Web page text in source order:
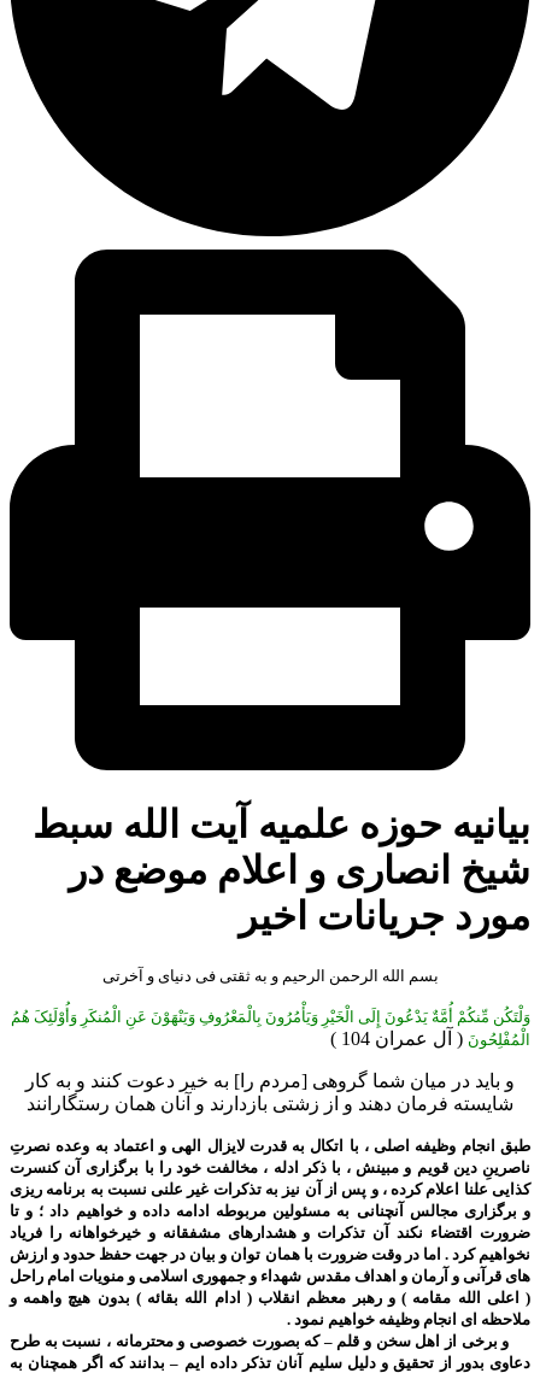
بیانیه حوزه علمیه آیت الله سبط
شیخ انصاری و اعلام موضع در
مورد جریانات اخیر
بسم الله الرحمن الرحیم و به ثقتی فی دنیای و آخرتی
وَلْتَکُن مِّنکُمْ أُمَّةٌ یَدْعُونَ إِلَى الْخَیْرِ وَیَأْمُرُونَ بِالْمَعْرُوفِ وَیَنْهَوْنَ عَنِ الْمُنکَرِ وَأُوْلَئِکَ هُمُ
الْمُفْلِحُونَ ( آل عمران 104 )
و باید در میان شما گروهى [مردم را] به خیر دعوت کنند و به کار
شایسته فرمان دهند و از زشتى بازدارند و آنان همان رستگارانند
طبق انجام وظیفه اصلی ، با اتکال به قدرت لایزال الهی و اعتماد به وعده نصرتِ
ناصرینِ دین قویم و مبینش ، با ذکر ادله ، مخالفت خود را با برگزاری آن کنسرت
کذایی علنا اعلام کرده ، و پس از آن نیز به تذکرات غیر علنی نسبت به برنامه ریزی
و برگزاری مجالس آنچنانی به مسئولین مربوطه ادامه داده و خواهیم داد ؛ و تا
ضرورت اقتضاء نکند آن تذکرات و هشدارهای مشفقانه و خیرخواهانه را فریاد
نخواهیم کرد . اما در وقت ضرورت با همان توان و بیان در جهت حفظ حدود و ارزش
های قرآنی و آرمان و اهداف مقدس شهداء و جمهوری اسلامی و منویات امام راحل
( اعلی الله مقامه ) و رهبر معظم انقلاب ( ادام الله بقائه ) بدون هیچ واهمه و
ملاحظه ای انجام وظیفه خواهیم نمود .
و برخی از اهل سخن و قلم – که بصورت خصوصی و محترمانه ، نسبت به طرح
دعاوی بدور از تحقیق و دلیل سلیم آنان تذکر داده ایم – بدانند که اگر همچنان به